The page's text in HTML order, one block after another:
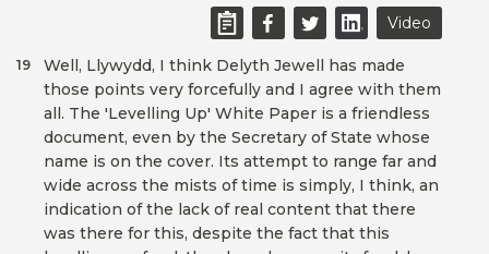
Video
Well, Llywydd, I think Delyth Jewell has made
those points very forcefully and I agree with them
all. The 'Levelling Up' White Paper is a friendless
document, even by the Secretary of State whose
name is on the cover. Its attempt to range far and
wide across the mists of time is simply, I think, an
indication of the lack of real content that there
was there for this, despite the fact that this
19